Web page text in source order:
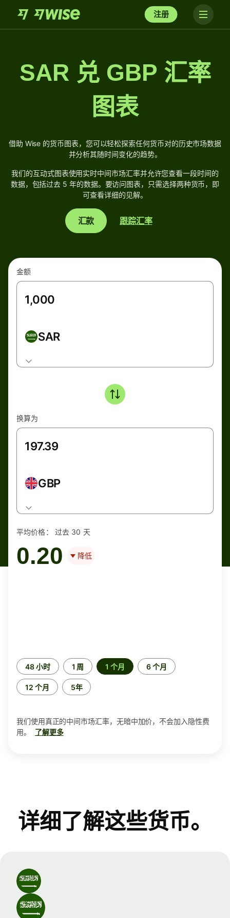
注册
SAR 兑 GBP 汇率
图表
借助 Wise 的货币图表，您可以轻松探索任何货币对的历史市场数据
并分析其随时间变化的趋势。
我们的互动式图表使用实时中间市场汇率并允许您查看一段时间的
数据，包括过去 5 年的数据。要访问图表，只需选择两种货币，即
可查看详细的见解。
汇款 跟踪汇率
金额
SAR
换算为
GBP
平均价格： 过去 30 天
0.20 降低
时
间
段
48 小时 1 周 1 个月 6 个月
12 个月 5年
我们使用真正的中间市场汇率，无暗中加价，不会加入隐性费
用。
了解更多
详细了解这些货币。